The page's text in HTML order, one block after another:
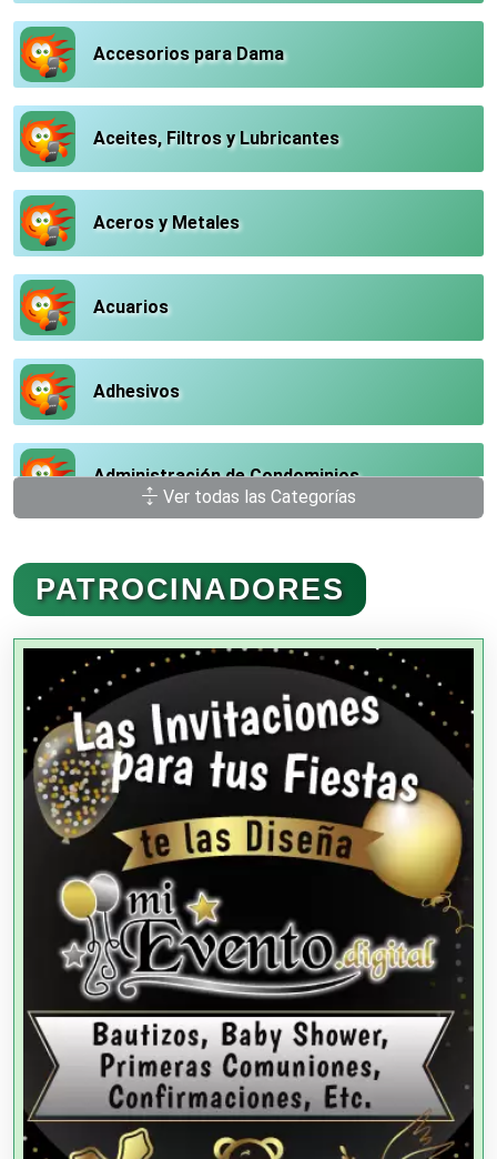
Accesorios para Dama
Aceites, Filtros y Lubricantes
Aceros y Metales
Acuarios
Adhesivos
Administración de Condominios
Administración de Empresas
Agencias Aduanales
Agencias de Autos
Agencias de Cobranza
Agencias de Colocación
Agencias de Modelos
Agencias de Publicidad
Agencias de Viajes
Ver todas las Categorías
PATROCINADORES